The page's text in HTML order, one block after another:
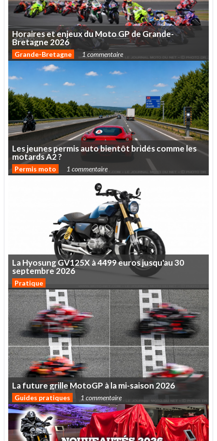
HorairesetenjeuxduMotoGPdeGrande-
Bretagne 2026
Grande-Bretagne 1 commentaire
Lesjeunespermisautobientôt bridéscommeles
motardsA2?
Permis moto 1 commentaire
LaHyosungGV125X à4499eurosjusqu'au30
septembre 2026
Pratique
Lafuturegrille MotoGP àlami-saison 2026
Guides pratiques 1 commentaire